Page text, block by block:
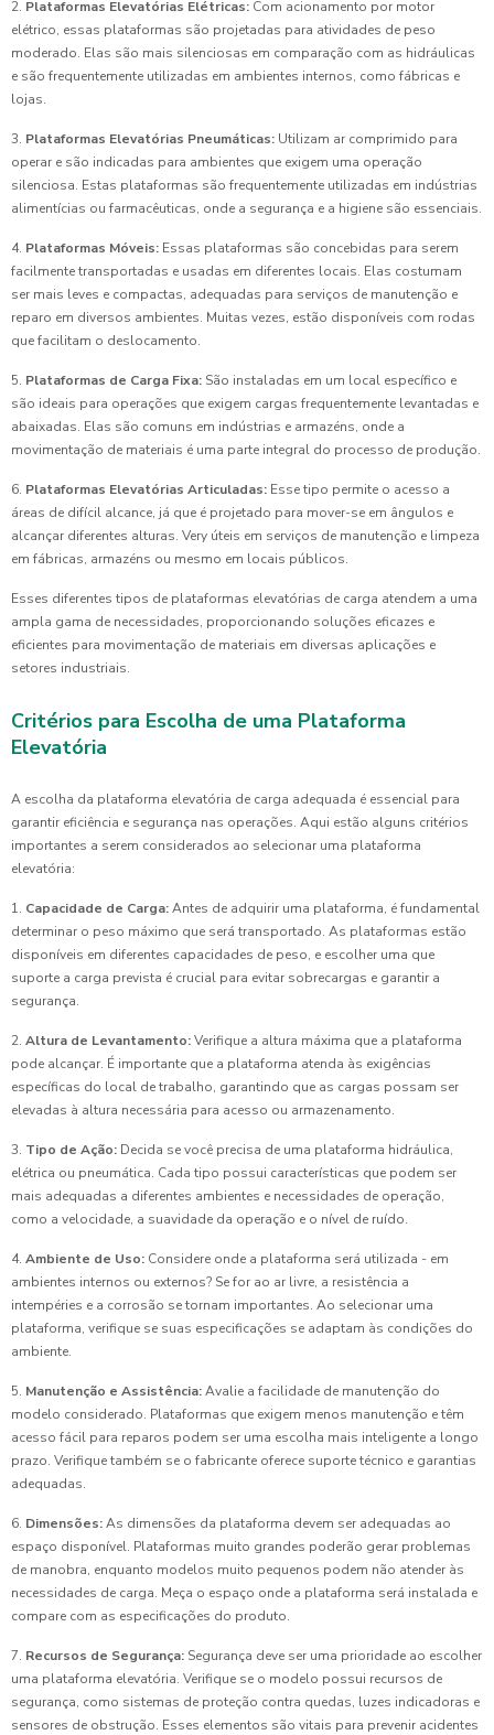
2. Plataformas Elevatórias Elétricas: Com acionamento por motor
elétrico, essas plataformas são projetadas para atividades de peso
moderado. Elas são mais silenciosas em comparação com as hidráulicas
e são frequentemente utilizadas em ambientes internos, como fábricas e
lojas.
3. Plataformas Elevatórias Pneumáticas: Utilizam ar comprimido para
operar e são indicadas para ambientes que exigem uma operação
silenciosa. Estas plataformas são frequentemente utilizadas em indústrias
alimentícias ou farmacêuticas, onde a segurança e a higiene são essenciais.
4. Plataformas Móveis: Essas plataformas são concebidas para serem
facilmente transportadas e usadas em diferentes locais. Elas costumam
ser mais leves e compactas, adequadas para serviços de manutenção e
reparo em diversos ambientes. Muitas vezes, estão disponíveis com rodas
que facilitam o deslocamento.
5. Plataformas de Carga Fixa: São instaladas em um local específico e
são ideais para operações que exigem cargas frequentemente levantadas e
abaixadas. Elas são comuns em indústrias e armazéns, onde a
movimentação de materiais é uma parte integral do processo de produção.
6. Plataformas Elevatórias Articuladas: Esse tipo permite o acesso a
áreas de difícil alcance, já que é projetado para mover-se em ângulos e
alcançar diferentes alturas. Very úteis em serviços de manutenção e limpeza
em fábricas, armazéns ou mesmo em locais públicos.
Esses diferentes tipos de plataformas elevatórias de carga atendem a uma
ampla gama de necessidades, proporcionando soluções eficazes e
eficientes para movimentação de materiais em diversas aplicações e
setores industriais.
Critérios para Escolha de uma Plataforma
Elevatória
A escolha da plataforma elevatória de carga adequada é essencial para
garantir eficiência e segurança nas operações. Aqui estão alguns critérios
importantes a serem considerados ao selecionar uma plataforma
elevatória:
1. Capacidade de Carga:Antes de adquirir uma plataforma, é fundamental
determinar o peso máximo que será transportado. As plataformas estão
disponíveis em diferentes capacidades de peso, e escolher uma que
suporte a carga prevista é crucial para evitar sobrecargas e garantir a
segurança.
2. Altura de Levantamento:Verifique a altura máxima que a plataforma
pode alcançar. É importante que a plataforma atenda às exigências
específicas do local de trabalho, garantindo que as cargas possam ser
elevadas à altura necessária para acesso ou armazenamento.
3. Tipo de Ação: Decida se você precisa de uma plataforma hidráulica,
elétrica ou pneumática. Cada tipo possui características que podem ser
mais adequadas a diferentes ambientes e necessidades de operação,
como a velocidade, a suavidade da operação e o nível de ruído.
4. Ambiente de Uso: Considere onde a plataforma será utilizada - em
ambientes internos ou externos? Se for ao ar livre, a resistência a
intempéries e a corrosão se tornam importantes. Ao selecionar uma
plataforma, verifique se suas especificações se adaptam às condições do
ambiente.
5. Manutenção e Assistência:Avalie a facilidade de manutenção do
modelo considerado. Plataformas que exigem menos manutenção e têm
acesso fácil para reparos podem ser uma escolha mais inteligente a longo
prazo. Verifique também se o fabricante oferece suporte técnico e garantias
adequadas.
6. Dimensões:As dimensões da plataforma devem ser adequadas ao
espaço disponível. Plataformas muito grandes poderão gerar problemas
de manobra, enquanto modelos muito pequenos podem não atender às
necessidades de carga. Meça o espaço onde a plataforma será instalada e
compare com as especificações do produto.
7. Recursos de Segurança: Segurança deve ser uma prioridade ao escolher
uma plataforma elevatória. Verifique se o modelo possui recursos de
segurança, como sistemas de proteção contra quedas, luzes indicadoras e
sensores de obstrução. Esses elementos são vitais para prevenir acidentes